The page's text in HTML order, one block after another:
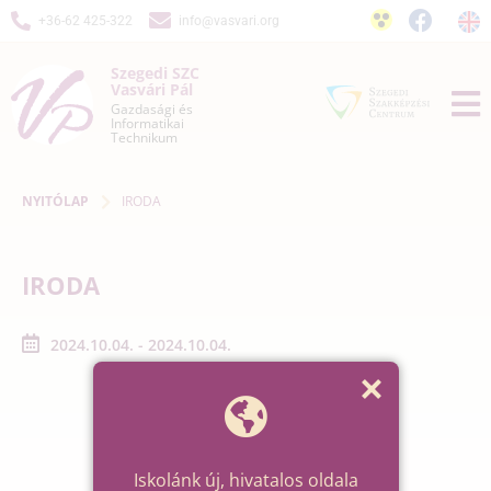
+36-62 425-322 info@vasvari.org
Szegedi SZC
Vasvári Pál
Gazdasági és
Informatikai
Technikum
NYITÓLAP IRODA
IRODA
2024.10.04. - 2024.10.04.
Iskolánk új, hivatalos oldala